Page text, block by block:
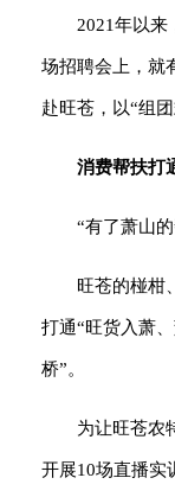
2021年以来
场招聘会上，就
赴旺苍，以“组
消费帮扶打
“有了萧山
旺苍的椪柑
打通“旺货入萧
桥”。
为让旺苍农
开展10场直播实